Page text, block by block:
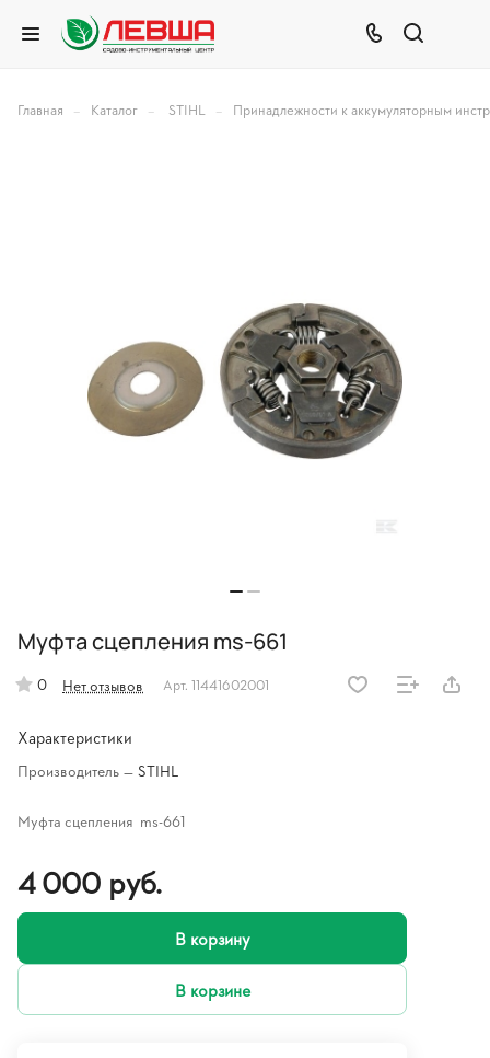
Главная – Каталог – STIHL – Принадлежности к аккумуляторным
Муфта сцепления ms-661
0 Нет отзывов Арт. 11441602001
Характеристики
Производитель — STIHL
Муфта сцепления ms-661
4 000 руб.
В корзину
В корзине